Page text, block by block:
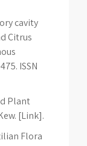
cavity
Citrus
ISSN
Plant
[Link].
Flora